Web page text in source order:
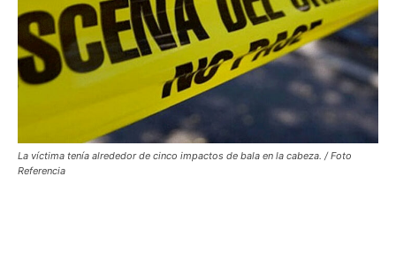
La víctima tenía alrededor de cinco impactos de bala en la cabeza. / Foto
Referencia